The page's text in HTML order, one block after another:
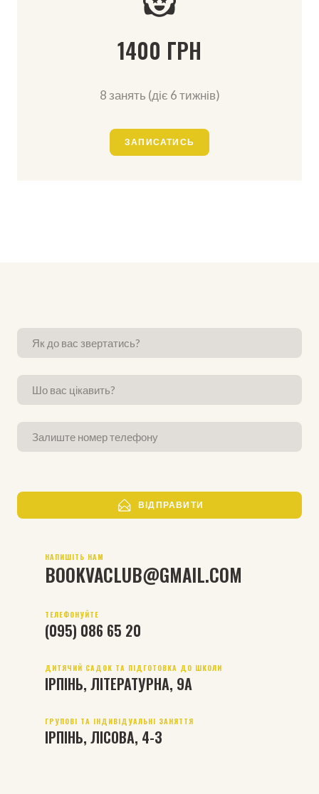
1400 ГРН
8 занять (діє 6 тижнів)
ЗАПИСАТИСЬ
ВІДПРАВИТИ
НАПИШІТЬ НАМ
BOOKVACLUB@GMAIL.COM
ТЕЛЕФОНУЙТЕ
(095) 086 65 20
ДИТЯЧИЙ САДОК ТА ПІДГОТОВКА ДО ШКОЛИ
ІРПІНЬ, ЛІТЕРАТУРНА, 9А
ГРУПОВІ ТА ІНДИВІДУАЛЬНІ ЗАНЯТТЯ
ІРПІНЬ, ЛІСОВА, 4-З